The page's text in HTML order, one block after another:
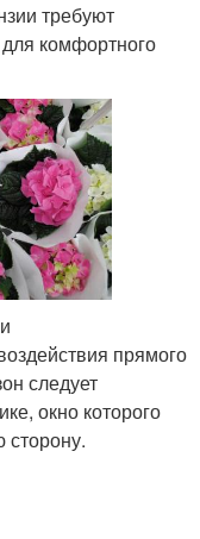
требуют
комфортного
прямого
следует
окно которого
сторону.